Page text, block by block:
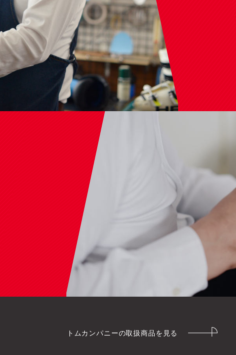
トムカンパニーの取扱商品を見る